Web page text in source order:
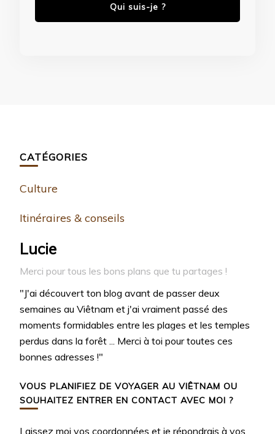
Qui suis-je ?
CATÉGORIES
Culture
Itinéraires & conseils
Lucie
Merci pour tous les bons plans que tu partages !
"J'ai découvert ton blog avant de passer deux
semaines au Viêtnam et j'ai vraiment passé des
moments formidables entre les plages et les temples
perdus dans la forêt ... Merci à toi pour toutes ces
bonnes adresses !"
VOUS PLANIFIEZ DE VOYAGER AU VIÊTNAM OU
SOUHAITEZ ENTRER EN CONTACT AVEC MOI ?
Laissez moi vos coordonnées et je répondrais à vos